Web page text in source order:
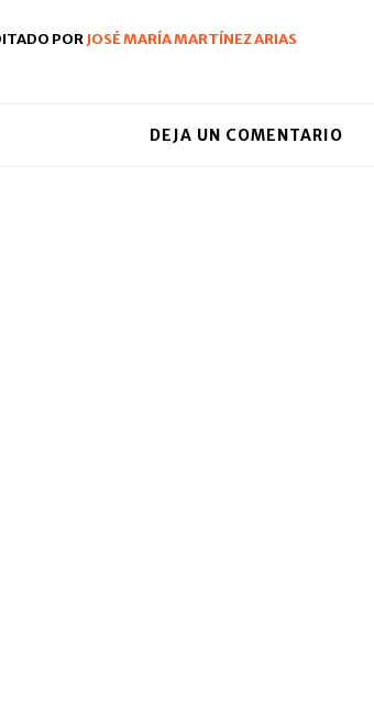
PORJOSÉ MARÍA MARTÍNEZ ARIAS
DEJA UN COMENTARIO